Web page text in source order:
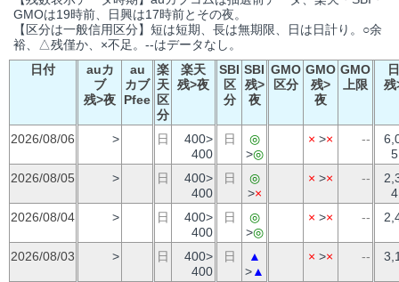
GMOは19時前、日興は17時前とその夜。
【区分は一般信用区分】短は短期、長は無期限、日は日計り。○余
裕、△残僅か、×不足。--はデータなし。
日付
auカ
ブ
残>夜
au
カブ
Pfee
楽
天
区
分
楽天
残>夜
SBI
区
分
SBI
残>
夜
GMO
区分
GMO
残>
夜
GMO
上限
残
2026/08/06 > 日
400>
400
日
◎
>◎
× >× --
2026/08/05
> 日
400>
400
日
◎
>×
× >× --
2026/08/04
> 日
400>
400
日
◎
>◎
× >× --
2026/08/03 > 日
400>
400
日
▲
>▲
× >× --